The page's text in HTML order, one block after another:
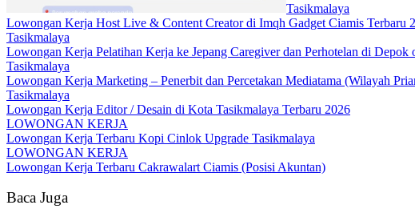
Tasikmalaya
Lowongan Kerja Host Live & Content Creator di Imqh Gadget Ciamis Terbaru
Tasikmalaya
Lowongan Kerja Pelatihan Kerja ke Jepang Caregiver dan Perhotelan di
Tasikmalaya
Lowongan Kerja Marketing – Penerbit dan Percetakan Mediatama (Wilayah
Tasikmalaya
Lowongan Kerja Editor / Desain di Kota Tasikmalaya Terbaru 2026
LOWONGAN KERJA
Lowongan Kerja Terbaru Kopi Cinlok Upgrade Tasikmalaya
LOWONGAN KERJA
Lowongan Kerja Terbaru Cakrawalart Ciamis (Posisi Akuntan)
Baca Juga